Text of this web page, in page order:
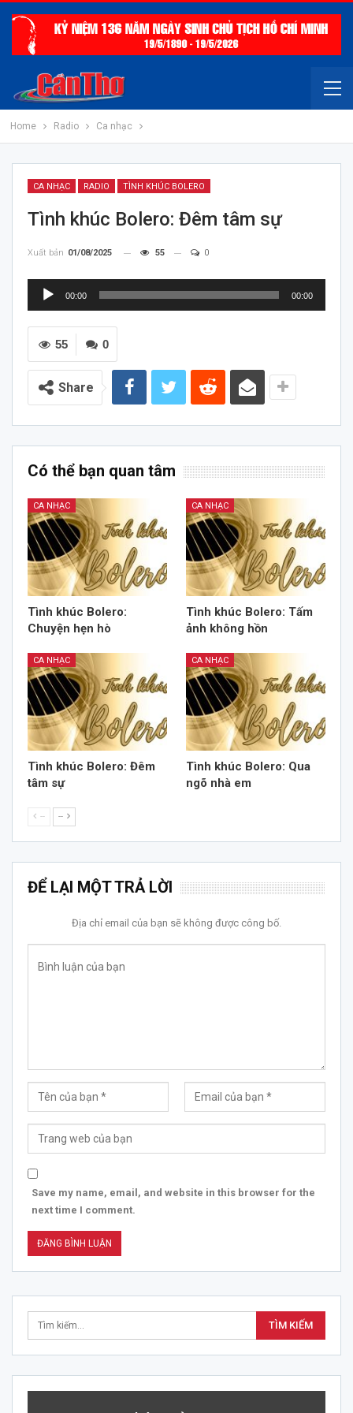
Home Radio Ca nhạc
CA NHẠC RADIO TÌNH KHÚC BOLERO
Tình khúc Bolero: Đêm tâm sự
Xuất bản 01/08/2025 55 0
Trình
Audio
00:00 00:00
0
55
Share
Có thể bạn quan tâm
CA NHẠC
Tình khúc Bolero:
Chuyện hẹn hò
CA NHẠC
Tình khúc Bolero: Tấm
ảnh không hồn
CA NHẠC
Tình khúc Bolero: Đêm
tâm sự
CA NHẠC
Tình khúc Bolero: Qua
ngõ nhà em
-- --
ĐỂ LẠI MỘT TRẢ LỜI
Địa chỉ email của bạn sẽ không được công bố.
Save my name, email, and website in this browser for the
next time I comment.